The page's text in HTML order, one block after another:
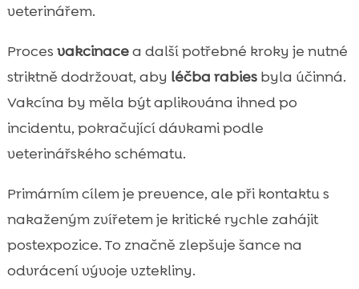
veterinářem.
Proces vakcinacea další potřebné kroky je nutné
striktně dodržovat, aby léčba rabiesbyla účinná.
Vakcína by měla být aplikována ihned po
incidentu, pokračující dávkami podle
veterinářského schématu.
Primárním cílem je prevence, ale při kontaktu s
nakaženým zvířetem je kritické rychle zahájit
postexpozice. To značně zlepšuje šance na
odvrácení vývoje vztekliny.